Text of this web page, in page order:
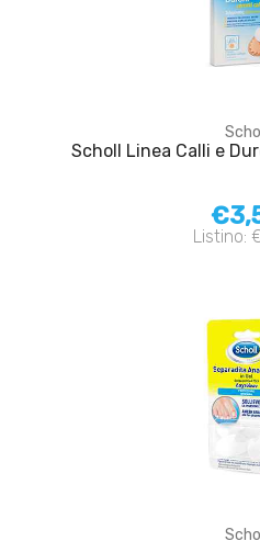
Scholl
Scholl Linea Calli e
Listino:
Scholl